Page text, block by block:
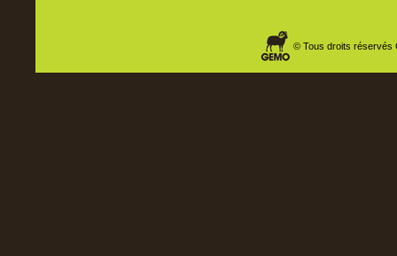
© Tous droits réservés